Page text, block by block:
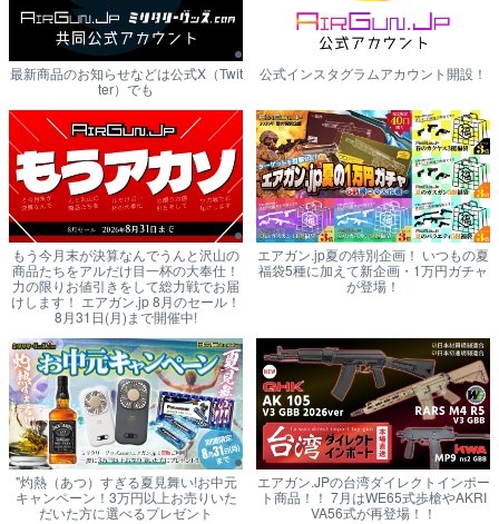
最新商品のお知らせなどは公式X（Twit
ter）でも
公式インスタグラムアカウント開設！
もう今月末が決算なんでうんと沢山の
商品たちをアルだけ目一杯の大奉仕！
力の限りお値引きをして総力戦でお届
けします！ エアガン.jp 8月のセール！
8月31日(月)まで開催中!
エアガン.jp夏の特別企画！ いつもの夏
福袋5種に加えて新企画・1万円ガチャ
が登場！
"灼熱（あつ）すぎる夏見舞い!お中元
キャンペーン！3万円以上お売りいた
だいた方に選べるプレゼント
エアガン.JPの台湾ダイレクトインポー
ト商品！！ 7月はWE65式歩槍やAKRI
VA56式が再登場！！